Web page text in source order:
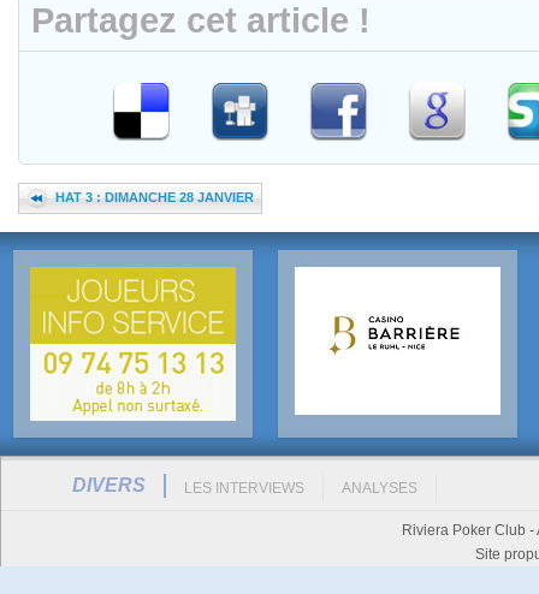
Partagez cet article !
HAT 3 : DIMANCHE 28 JANVIER
DIVERS LES INTERVIEWS ANALYSES
Riviera Poker Club
Site